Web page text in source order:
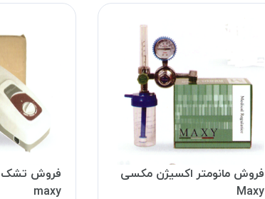
فروش مانومتر اکسیژن مکسی
Maxy
فروش تشک
maxy